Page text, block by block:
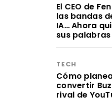
El CEO de
las bandas
IA… Ahora
sus palabras
TECH
Cómo
convertir
rival de